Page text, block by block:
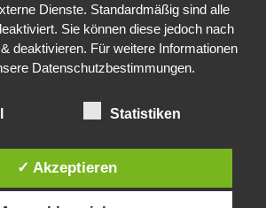
Identität der Isdal-Frau –
Juni 2017
Cookies. Durch die weitere Nutzung dieser
Dienste. Standardmäßig sind alle
Sie können diese jedoch nach
deaktivieren. Für weitere Informationen
Datenschutzbestimmungen.
Statistiken
✓ Akzeptieren